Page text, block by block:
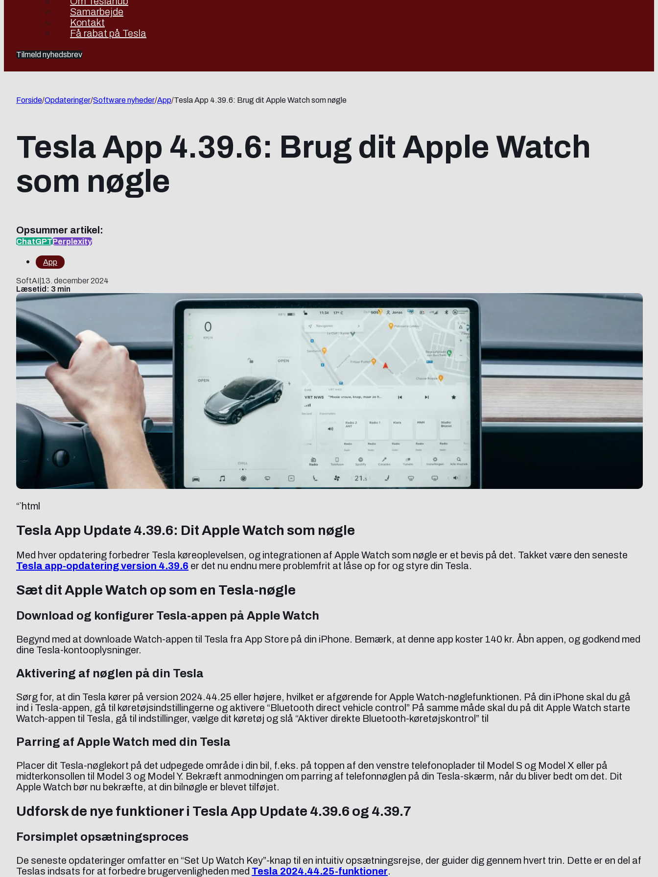
Samarbejde
Kontakt
Få rabat på Tesla
Tilmeld nyhedsbrev
Forside/Opdateringer/Software nyheder/App/Tesla App 4.39.6: Brug dit Apple Watch som nøgle
Tesla App 4.39.6: Brug dit Apple Watch
som nøgle
Opsummer artikel:
ChatGPTPerplexity
App
SoftAI 13. december 2024
Læsetid: 3 min
“`html
Tesla App Update 4.39.6: Dit Apple Watch som nøgle
Med hver opdatering forbedrer Tesla køreoplevelsen, og integrationen af Apple Watch som nøgle er et bevis på det. Takket være den seneste
Tesla app-opdatering version 4.39.6 er det nu endnu mere problemfrit at låse op for og styre din Tesla.
Sæt dit Apple Watch op som en Tesla-nøgle
Download og konfigurer Tesla-appen på Apple Watch
Begynd med at downloade Watch-appen til Tesla fra App Store på din iPhone. Bemærk, at denne app koster 140 kr. Åbn appen, og godkend med
dine Tesla-kontooplysninger.
Aktivering af nøglen på din Tesla
Sørg for, at din Tesla kører på version 2024.44.25 eller højere, hvilket er afgørende for Apple Watch-nøglefunktionen. På din iPhone skal du gå
ind i Tesla-appen, gå til køretøjsindstillingerne og aktivere “Bluetooth direct vehicle control” På samme måde skal du på dit Apple Watch starte
Watch-appen til Tesla, gå til indstillinger, vælge dit køretøj og slå “Aktiver direkte Bluetooth-køretøjskontrol” til
Parring af Apple Watch med din Tesla
Placer dit Tesla-nøglekort på det udpegede område i din bil, f.eks. på toppen af den venstre telefonoplader til Model S og Model X eller på
midterkonsollen til Model 3 og Model Y. Bekræft anmodningen om parring af telefonnøglen på din Tesla-skærm, når du bliver bedt om det. Dit
Apple Watch bør nu bekræfte, at din bilnøgle er blevet tilføjet.
Udforsk de nye funktioner i Tesla App Update 4.39.6 og 4.39.7
Forsimplet opsætningsproces
De seneste opdateringer omfatter en “Set Up Watch Key”-knap til en intuitiv opsætningsrejse, der guider dig gennem hvert trin. Dette er en del af
Teslas indsats for at forbedre brugervenligheden med Tesla 2024.44.25-funktioner.